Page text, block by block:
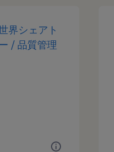
界シェアト
/ 品質管理